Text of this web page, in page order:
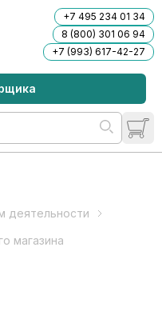
+7 495 234 01 34
8 (800) 301 06 94
+7 (993) 617-42-27
деятельности
магазина